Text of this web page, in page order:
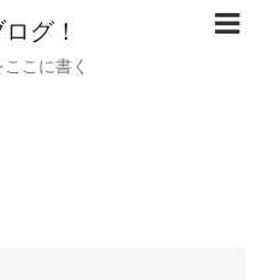
グ！
こに書く